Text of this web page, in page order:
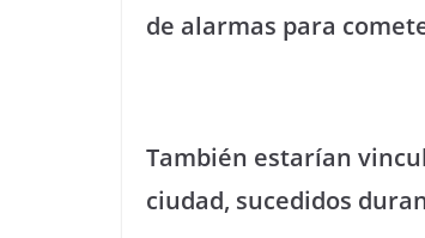
de alarmas para
También estarían
ciudad, sucedidos